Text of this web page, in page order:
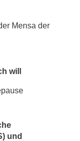
Mensa der
will
und